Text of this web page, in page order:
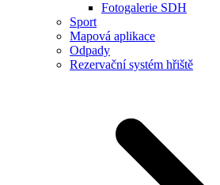
Fotogalerie SDH
Sport
Mapová aplikace
Odpady
Rezervační systém hřiště